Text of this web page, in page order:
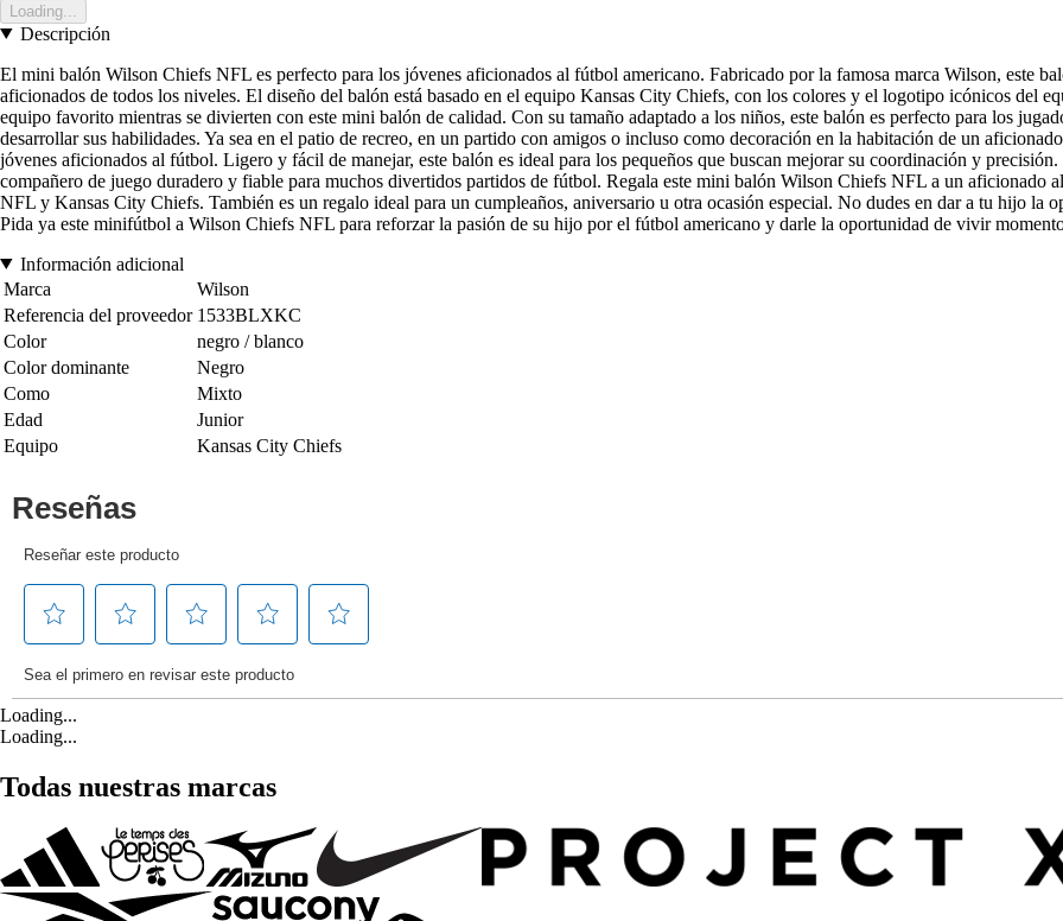
Loading...
Descripción
El mini balón Wilson Chiefs NFL es perfecto para los jóvenes aficionados al fútbol americano. Fabricado por la famosa marca Wilson, este
aficionados de todos los niveles. El diseño del balón está basado en el equipo Kansas City Chiefs, con los colores y el logotipo icónicos del
equipo favorito mientras se divierten con este mini balón de calidad. Con su tamaño adaptado a los niños, este balón es perfecto para los
desarrollar sus habilidades. Ya sea en el patio de recreo, en un partido con amigos o incluso como decoración en la habitación de un
jóvenes aficionados al fútbol. Ligero y fácil de manejar, este balón es ideal para los pequeños que buscan mejorar su coordinación y
compañero de juego duradero y fiable para muchos divertidos partidos de fútbol. Regala este mini balón Wilson Chiefs NFL a un aficionado
NFL y Kansas City Chiefs. También es un regalo ideal para un cumpleaños, aniversario u otra ocasión especial. No dudes en dar a tu hijo la
Pida ya este minifútbol a Wilson Chiefs NFL para reforzar la pasión de su hijo por el fútbol americano y darle la oportunidad de vivir
Información adicional
Marca
Wilson
Referencia del proveedor 1533BLXKC
Color
negro / blanco
Color dominante
Negro
Como
Mixto
Edad
Junior
Equipo
Kansas City Chiefs
Loading...
Loading...
Todas nuestras marcas